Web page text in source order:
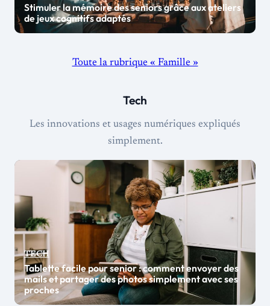
Stimuler la mémoire des seniors grâce aux ateliers
de jeux cognitifs adaptés
Toute la rubrique « Famille »
Tech
Les innovations et usages numériques expliqués
simplement.
TECH
Tablette facile pour senior : comment envoyer des
mails et partager des photos simplement avec ses
proches